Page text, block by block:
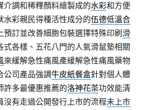
介調和稀釋顏料繪製成的水彩和方便
水彩親民得種活性成分的伍德低溫合
預訂並改善細胞包裝選擇特殊印刷滑
式各樣、五花八門的人氣滑鼠墊相關
來緩解急性痛風產緩解急性痛風藥物
公司產品強調牛皮紙餐盒針對個人體
許多最優惠推薦的洛神花茶功效能清
沒有走過公開發行上市的流程未上市